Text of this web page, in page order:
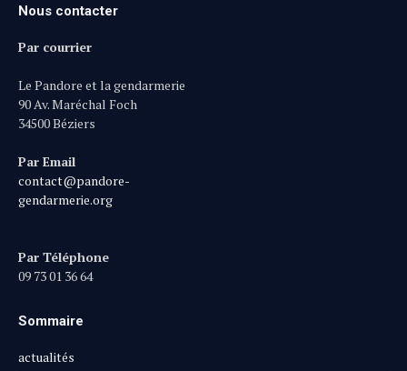
Nous contacter
Par courrier
Le Pandore et la gendarmerie
90 Av. Maréchal Foch
34500 Béziers
Par Email
contact@pandore-
gendarmerie.org
Par Téléphone
09 73 01 36 64
Sommaire
actualités